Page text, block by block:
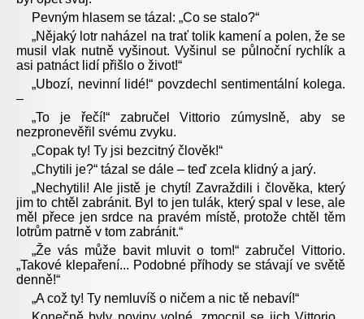
Pevným hlasem se tázal: „Co se stalo?“
„Nějaký lotr naházel na trať tolik kamení a polen, že se
musil vlak nutně vyšinout. Vyšinul se půlnoční rychlík a
asi patnáct lidí přišlo o život!“
„Ubozí, nevinní lidé!“ povzdechl sentimentální kolega.
–
„To je řečí!“ zabručel Vittorio zúmyslně, aby se
nezpronevěřil svému zvyku.
„Copak ty! Ty jsi bezcitný člověk!“
„Chytili je?“ tázal se dále – teď zcela klidný a jarý.
„Nechytili! Ale jistě je chytí! Zavraždili i člověka, který
jim to chtěl zabránit. Byl to jen tulák, který spal v lese, ale
měl přece jen srdce na pravém místě, protože chtěl těm
lotrům patrně v tom zabránit.“
„Že vás může bavit mluvit o tom!“ zabručel Vittorio.
„Takové klepaření... Podobné příhody se stávají ve světě
denně!“
„A což ty! Ty nemluvíš o ničem a nic tě nebaví!“